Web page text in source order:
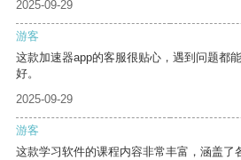
2025-09-29
游客
这款加速器app的客服很贴心，遇到问题都
好。
2025-09-29
游客
这款学习软件的课程内容非常丰富，涵盖了